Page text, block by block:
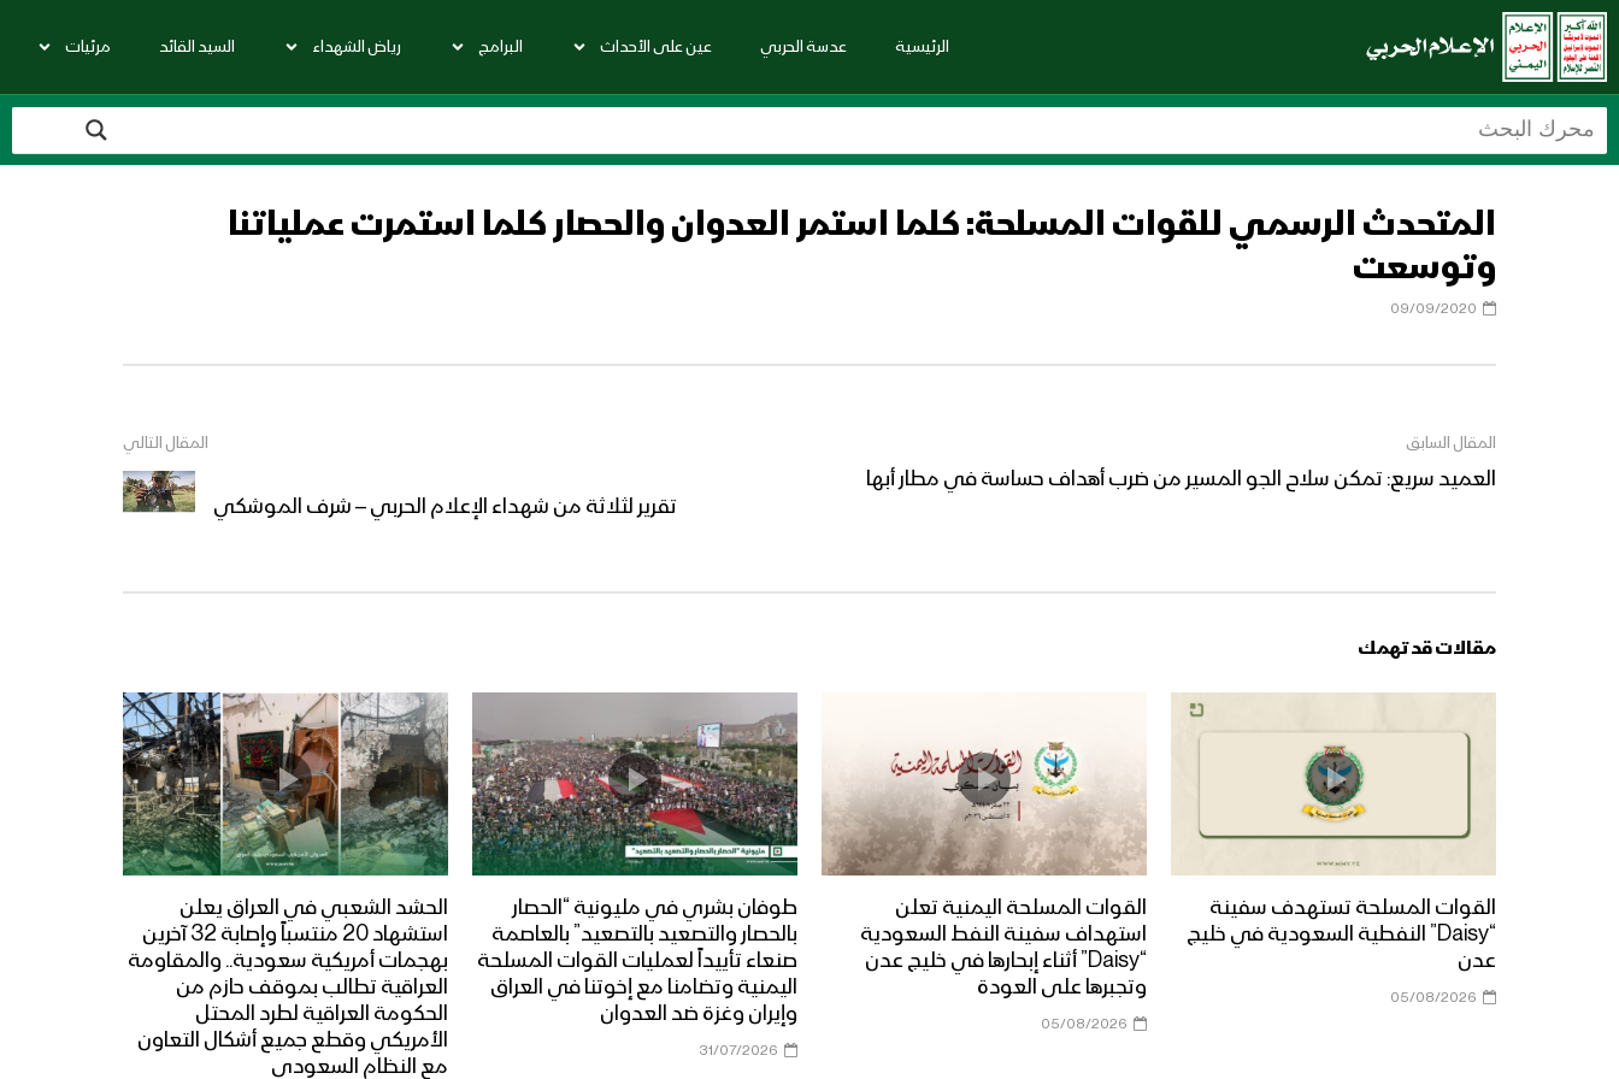
الرئيسية عدسة الحربي عين على الأحداث البرامج رياض الشهداء السيد القائد مرئيات
المتحدث الرسمي للقوات المسلحة: كلما استمر العدوان والحصار كلما استمرت عملياتنا
وتوسعت
09/09/2020
المقال السابق
العميد سريع: تمكن سلاح الجو المسير من ضرب أهداف حساسة في مطار أبها
المقال التالي
تقرير لثلاثة من شهداء الإعلام الحربي – شرف الموشكي
مقالات قد تهمك
القوات المسلحة تستهدف سفينة
“Daisy” النفطية السعودية في خليج
عدن
05/08/2026
القوات المسلحة اليمنية تعلن
استهداف سفينة النفط السعودية
“Daisy” أثناء إبحارها في خليج عدن
وتجبرها على العودة
05/08/2026
طوفان بشري في مليونية “الحصار
بالحصار والتصعيد بالتصعيد” بالعاصمة
صنعاء تأييداً لعمليات القوات المسلحة
اليمنية وتضامنا مع إخوتنا في العراق
وإيران وغزة ضد العدوان
31/07/2026
الحشد الشعبي في العراق يعلن
استشهاد 20 منتسباً وإصابة 32 آخرين
بهجمات أمريكية سعودية.. والمقاومة
العراقية تطالب بموقف حازم من
الحكومة العراقية لطرد المحتل
الأمريكي وقطع جميع أشكال التعاون
مع النظام السعودي